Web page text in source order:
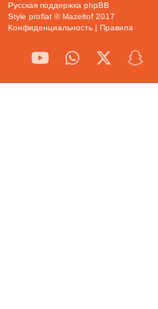
Русская поддержка phpBB
Style proflat ©Mazeltof 2017
Конфиденциальность | Правила